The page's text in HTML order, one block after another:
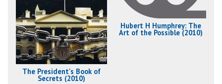
The President's Book of
Secrets (2010)
Hubert H Humphrey: The
Art of the Possible (2010)